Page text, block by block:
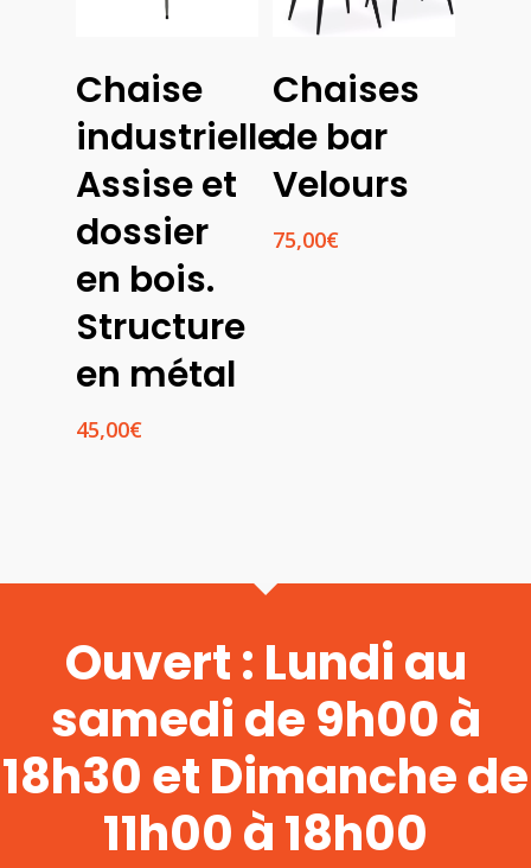
Des
Options
Chaise
industrielle.
Assise et
dossier
en bois.
Structure
en métal
45,00€
Des
Options
Chaises
de bar
Velours
75,00€
Ouvert : Lundi au
samedi de 9h00 à
18h30 et Dimanche de
11h00 à 18h00